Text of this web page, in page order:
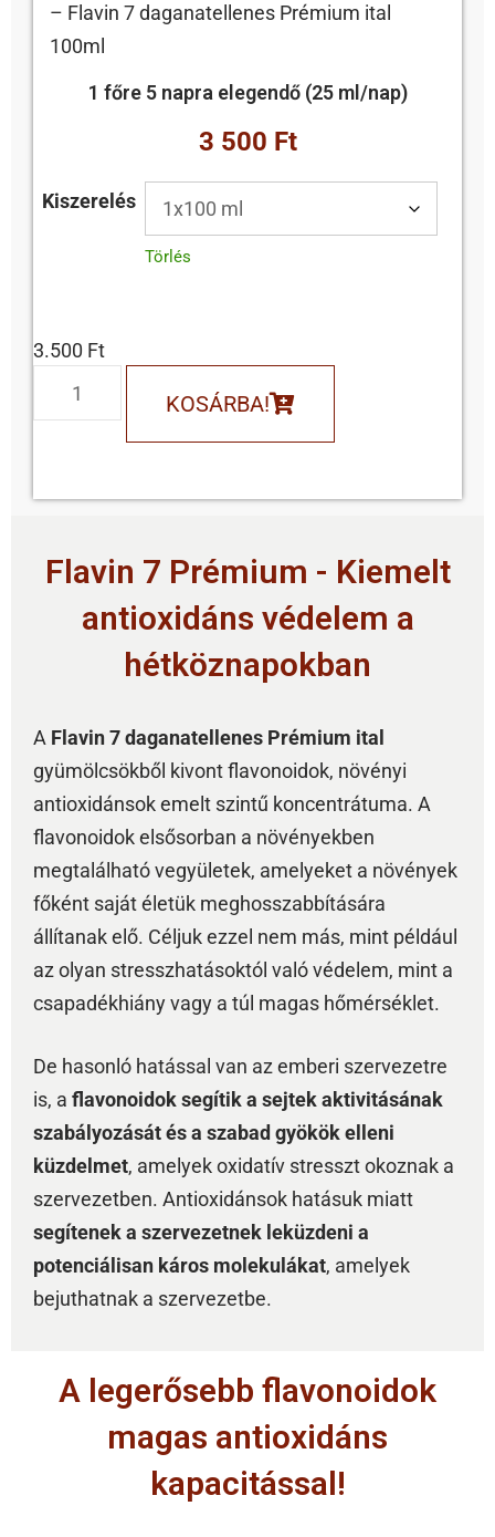
– Flavin 7 daganatellenes Prémium ital
100ml
1 főre 5 napra elegendő (25 ml/nap)
3 500 Ft
Kiszerelés
Törlés
3.500 Ft
KOSÁRBA!
Flavin 7 Prémium - Kiemelt
antioxidáns védelem a
hétköznapokban
A Flavin 7 daganatellenes Prémium ital
gyümölcsökből kivont flavonoidok, növényi
antioxidánsok emelt szintű koncentrátuma. A
flavonoidok elsősorban a növényekben
megtalálható vegyületek, amelyeket a növények
főként saját életük meghosszabbítására
állítanak elő. Céljuk ezzel nem más, mint például
az olyan stresszhatásoktól való védelem, mint a
csapadékhiány vagy a túl magas hőmérséklet.
De hasonló hatással van az emberi szervezetre
is, a flavonoidok segítik a sejtek aktivitásának
szabályozását és a szabad gyökök elleni
küzdelmet, amelyek oxidatív stresszt okoznak a
szervezetben. Antioxidánsok hatásuk miatt
segítenek a szervezetnek leküzdeni a
potenciálisan káros molekulákat, amelyek
bejuthatnak a szervezetbe.
A legerősebb flavonoidok
magas antioxidáns
kapacitással!